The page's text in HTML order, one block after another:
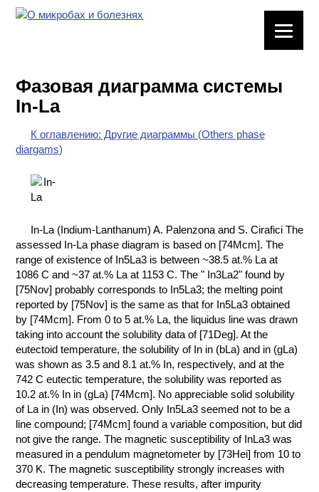
ХИМИЧЕСКАЯ
ПОСУДА
ВРЕДНЫЕ
ФАКТОРЫ
ХИМИЯ НА
ПРОИЗВОДСТВЕ
И ХИМИЧЕСКАЯ
ТЕХНОЛОГИЯ
КОНТАКТЫ
Фазовая диаграмма системы
In-La
К оглавлению: Другие диаграммы (Others phase
diargams)
In-La (Indium-Lanthanum) A. Palenzona and S. Cirafici The
assessed In-La phase diagram is based on [74Mcm]. The
range of existence of In5La3 is between ~38.5 at.% La at
1086 C and ~37 at.% La at 1153 C. The " In3La2" found by
[75Nov] probably corresponds to In5La3; the melting point
reported by [75Nov] is the same as that for In5La3 obtained
by [74Mcm]. From 0 to 5 at.% La, the liquidus line was drawn
taking into account the solubility data of [71Deg]. At the
eutectoid temperature, the solubility of In in (bLa) and in (gLa)
was shown as 3.5 and 8.1 at.% In, respectively, and at the
742 C eutectic temperature, the solubility was reported as
10.2 at.% In in (gLa) [74Mcm]. No appreciable solid solubility
of La in (In) was observed. Only In5La3 seemed not to be a
line compound; [74Mcm] found a variable composition, but did
not give the range. The magnetic susceptibility of InLa3 was
measured in a pendulum magnetometer by [73Hei] from 10 to
370 K. The magnetic susceptibility strongly increases with
decreasing temperature. These results, after impurity